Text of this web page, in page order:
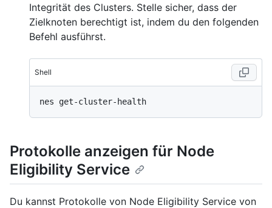
Integrität des Clusters. Stelle sicher, dass der
Zielknoten berechtigt ist, indem du den folgenden
Befehl ausführst.
Shell
Protokolle anzeigen für Node
Eligibility Service
Du kannst Protokolle von Node Eligibility Service von